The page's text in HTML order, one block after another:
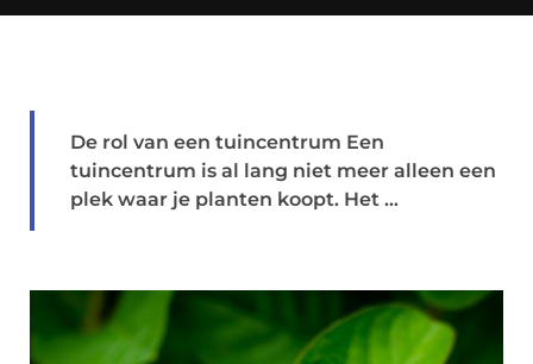
De rol van een tuincentrum Een
tuincentrum is al lang niet meer alleen een
plek waar je planten koopt. Het ...